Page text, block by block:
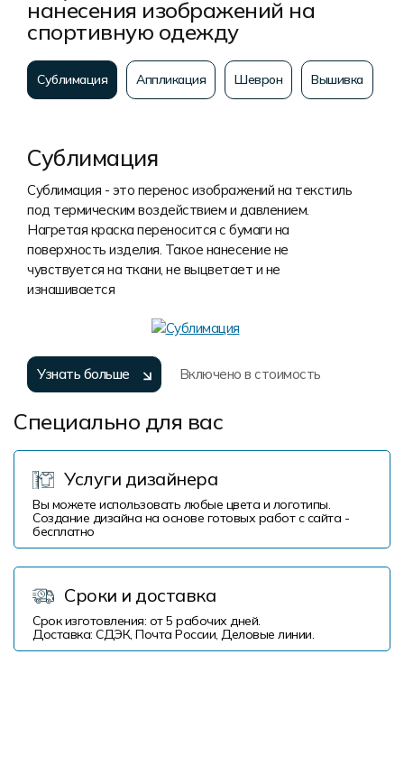
нанесения изображений на
спортивную одежду
Сублимация Аппликация Шеврон Вышивка
Сублимация
Сублимация - это перенос изображений на текстиль
под термическим воздействием и давлением.
Нагретая краска переносится с бумаги на
поверхность изделия. Такое нанесение не
чувствуется на ткани, не выцветает и не
изнашивается
Узнать больше Включено в стоимость
Специально для вас
Услуги дизайнера
Вы можете использовать любые цвета и логотипы.
Создание дизайна на основе готовых работ с сайта -
бесплатно
Сроки и доставка
Срок изготовления: от 5 рабочих дней.
Доставка: СДЭК, Почта России, Деловые линии.